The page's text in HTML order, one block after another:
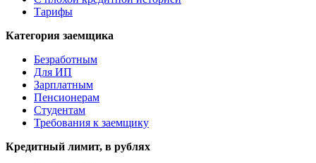
Тарифы
Категория заемщика
Безработным
Для ИП
Зарплатным
Пенсионерам
Студентам
Требования к заемщику
Кредитный лимит, в рублях